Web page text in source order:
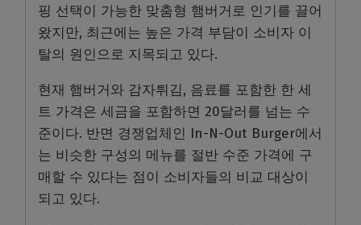
핑 선택이 가능한 맞춤형 햄버거로 인기를 끌어
왔지만, 최근에는 높은 가격 부담이 소비자 이
탈의 원인으로 지목되고 있다.
현재 햄버거와 감자튀김, 음료를 포함한 한 세
트 가격은 세금을 포함하면 20달러를 넘는 수
준이다. 반면 경쟁업체인 In-N-Out Burger에서
는 비슷한 구성의 메뉴를 절반 수준 가격에 구
매할 수 있다는 점이 소비자들의 비교 대상이
되고 있다.